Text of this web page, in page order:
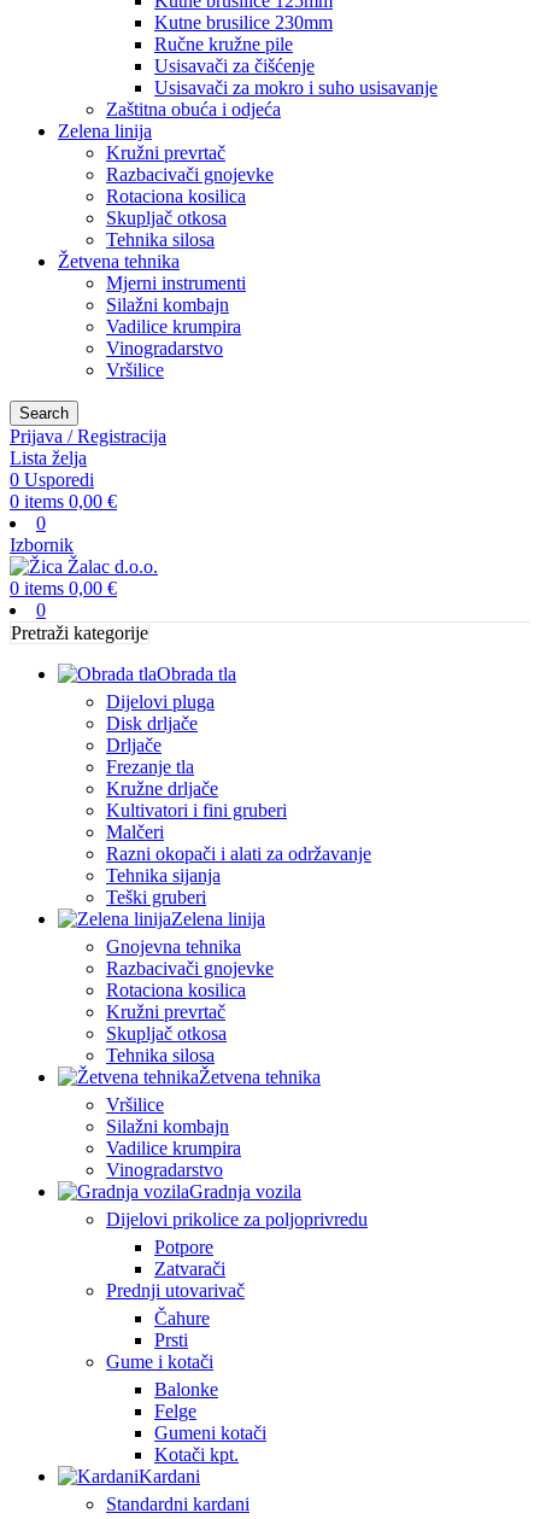
Kutne brusilice 230mm
Ručne kružne pile
Usisavači za čišćenje
Usisavači za mokro i suho usisavanje
Zaštitna obuća i odjeća
Zelena linija
Kružni prevrtač
Razbacivači gnojevke
Rotaciona kosilica
Skupljač otkosa
Tehnika silosa
Žetvena tehnika
Mjerni instrumenti
Silažni kombajn
Vadilice krumpira
Vinogradarstvo
Vršilice
Search
Prijava / Registracija
Lista želja
0 Usporedi
0 items 0,00 €
0
Izbornik
0 items 0,00 €
0
Pretraži kategorije
Obrada tla
Dijelovi pluga
Disk drljače
Drljače
Frezanje tla
Kružne drljače
Kultivatori i fini gruberi
Malčeri
Razni okopači i alati za održavanje
Tehnika sijanja
Teški gruberi
Zelena linija
Gnojevna tehnika
Razbacivači gnojevke
Rotaciona kosilica
Kružni prevrtač
Skupljač otkosa
Tehnika silosa
Žetvena tehnika
Vršilice
Silažni kombajn
Vadilice krumpira
Vinogradarstvo
Gradnja vozila
Dijelovi prikolice za poljoprivredu
Potpore
Zatvarači
Prednji utovarivač
Čahure
Prsti
Gume i kotači
Balonke
Felge
Gumeni kotači
Kotači kpt.
Kardani
Standardni kardani